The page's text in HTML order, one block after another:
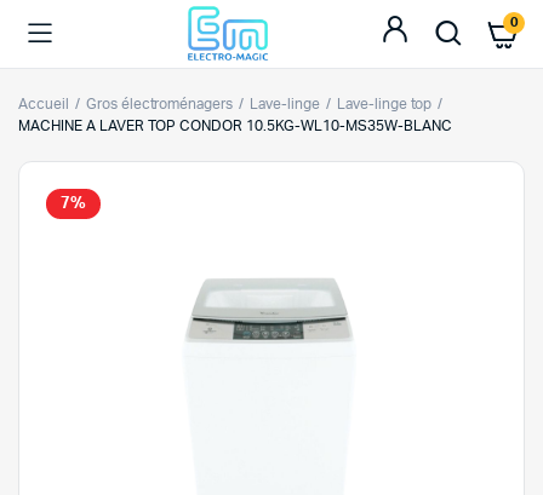
0
Accueil Gros électroménagers Lave-linge
Lave-linge top
MACHINE A LAVER TOP CONDOR 10.5KG-WL10-MS35W-BLANC
7%